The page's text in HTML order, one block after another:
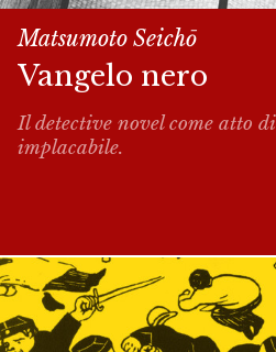
Matsumoto Seichō
Vangelo nero
Il detective novel come atto
implacabile.